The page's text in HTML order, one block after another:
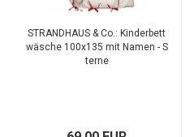
STRANDHAUS & Co.: Kinderbett
wäsche 100x135 mit Namen - S
terne